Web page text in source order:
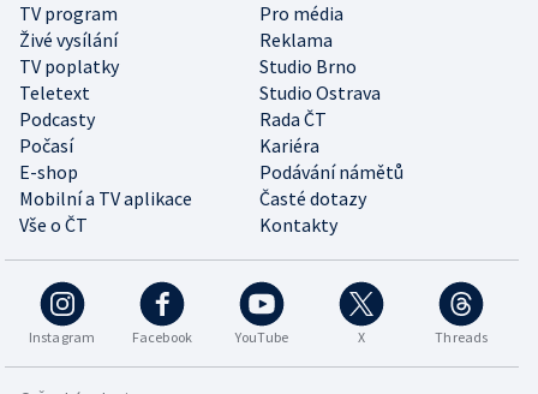
TV program
Pro média
Živé vysílání
Reklama
TV poplatky
Studio Brno
Teletext
Studio Ostrava
Podcasty
Rada ČT
Počasí
Kariéra
E-shop
Podávání námětů
Mobilní a TV aplikace
Časté dotazy
Vše o ČT
Kontakty
Instagram Facebook YouTube X Threads